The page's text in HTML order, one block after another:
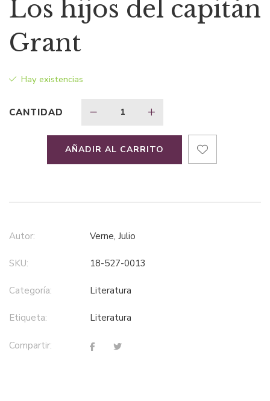
original
era:
$30,57.
Los hijos del capitán
Grant
Hay existencias
CANTIDAD
AÑADIR AL CARRITO
Autor: Verne, Julio
SKU: 18-527-0013
Categoría: literatura
Etiqueta: literatura
Compartir: